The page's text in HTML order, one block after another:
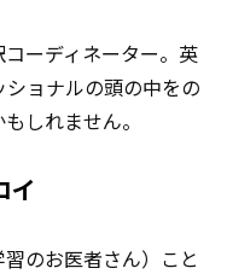
ーディネーター。英
ショナルの頭の中をの
しれません。
イ
のお医者さん）こと